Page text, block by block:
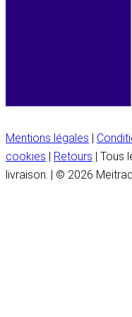
Mentions légales |
cookies | Retours | Tous
livraison. | © 2026